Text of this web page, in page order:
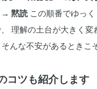
→ 黙読この順番でゆっく
理解の土台が大きく変
んな不安があるときこ
コツも紹介します